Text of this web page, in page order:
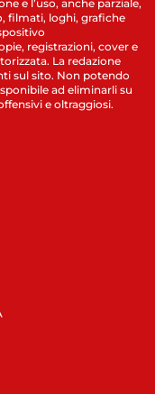
e l’uso, anche parziale,
filmati, loghi, grafiche
registrazioni, cover e
La redazione
sul sito. Non potendo
ad eliminarli su
e oltraggiosi.